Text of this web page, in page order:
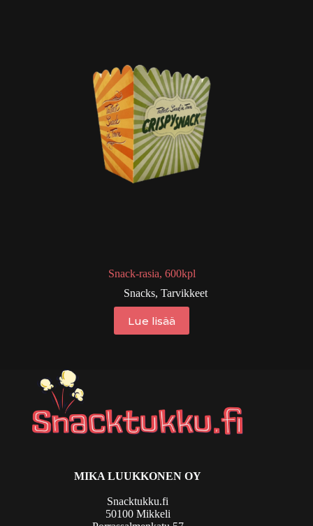
Snack-rasia, 600kpl
Snacks,Tarvikkeet
Lue lisää
MIKA LUUKKONEN OY
Snacktukku.fi
50100 Mikkeli